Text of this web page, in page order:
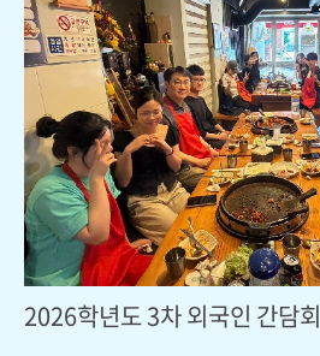
2026학년도 3차 외국인 간담회